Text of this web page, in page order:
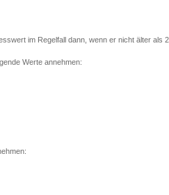
im Regelfall dann, wenn er nicht älter als
Werte annehmen: